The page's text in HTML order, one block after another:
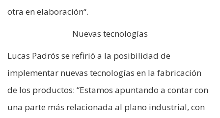
otra en elaboración“.
Nuevas tecnologías
Lucas Padrós se refirió a la posibilidad de
implementar nuevas tecnologías en la fabricación
de los productos: “Estamos apuntando a contar con
una parte más relacionada al plano industrial, con